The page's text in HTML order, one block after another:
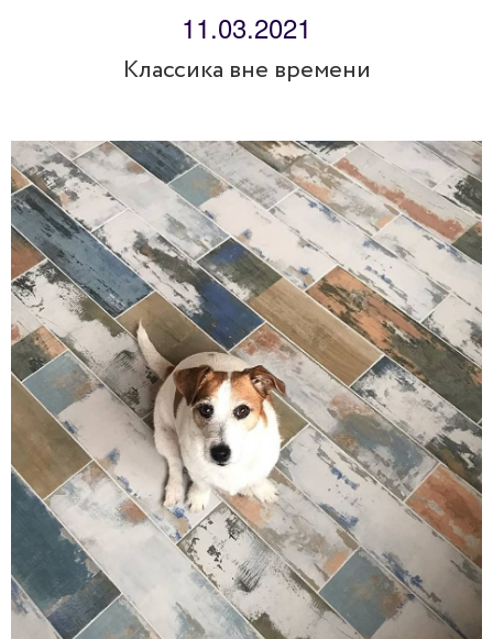
11.03.2021
Классика вне времени